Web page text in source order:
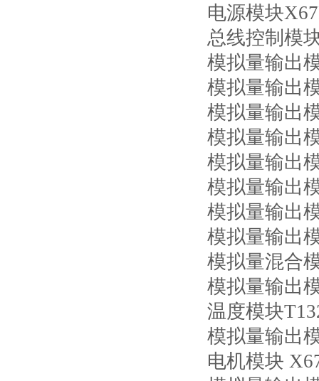
电源模块
总线控制模
模拟量输出
模拟量输出
模拟量输出
模拟量输出
模拟量输出
模拟量输出
模拟量输出
模拟量输出
模拟量混合
模拟量输出
温度模块
模拟量输出
电机模块